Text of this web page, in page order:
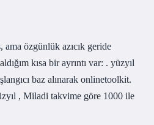
özgünlük azıcık geride
kısa bir ayrıntı var: . yüzyıl
baz alınarak onlinetoolkit.
, Miladi takvime göre 1000 ile